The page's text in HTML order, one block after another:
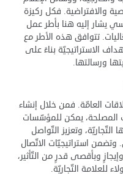
والافتراضية. فكل ركيزة
يشار إليه هنا بأطر عمل
تتوافق هذه الأطر مع
الاستراتيجيّة بناءً على
ورسالتها.
العامّة. فمن خلال إنشاء
المصلحة، يمكن للمؤسّسات
وتعزيز التّواصل
استراتيجيّات الاتّصال
وبأقصى قدرٍ من التّأثير،
للعلامة التّجاريّة.